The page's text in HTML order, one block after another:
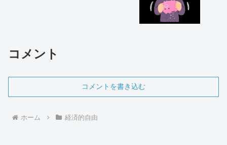
コメント
コメントを書き込む
ホーム 経済的自由